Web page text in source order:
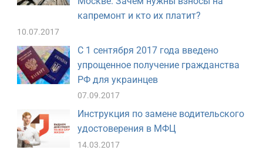
капремонт и кто их платит?
10.07.2017
С 1 сентября 2017 года введено
упрощенное получение гражданства
РФ для украинцев
07.09.2017
Инструкция по замене водительского
удостоверения в МФЦ
14.03.2017